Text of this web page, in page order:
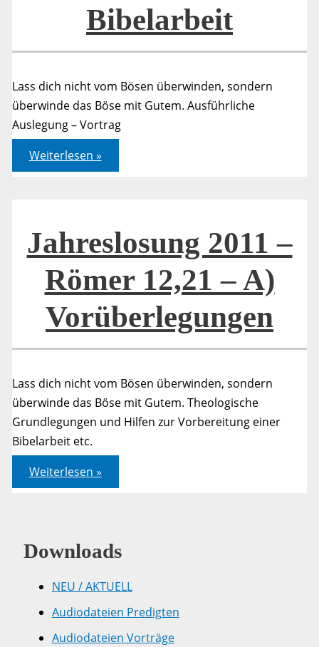
Bibelarbeit
Lass dich nicht vom Bösen überwinden, sondern
überwinde das Böse mit Gutem. Ausführliche
Auslegung – Vortrag
Jahreslosung
2011
–
Weiterlesen »
Jahreslosung 2011 –
Römer 12,21 – A)
Vorüberlegungen
Lass dich nicht vom Bösen überwinden, sondern
überwinde das Böse mit Gutem. Theologische
Grundlegungen und Hilfen zur Vorbereitung einer
Bibelarbeit etc.
Jahreslosung
2011
–
Vorüberlegungen
Weiterlesen »
Downloads
NEU / AKTUELL
Audiodateien Predigten
Audiodateien Vorträge